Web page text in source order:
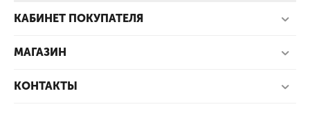
КАБИНЕТ ПОКУПАТЕЛЯ
МАГАЗИН
КОНТАКТЫ